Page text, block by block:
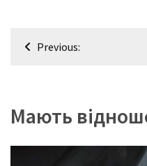
Навігація
Previous:
Мають